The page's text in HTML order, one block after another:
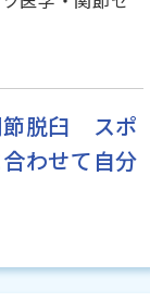
節脱臼 スポ
わせて自分